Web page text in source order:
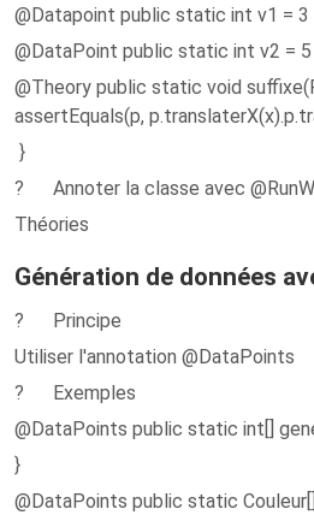
@Datapoint public static int v1 = 3
@DataPoint public static int v2 = 5
@Theory public static void
assertEquals(p,
}
? Annoter la classe avec
Théories
Génération de données
? Principe
Utiliser l'annotation @DataPoints
? Exemples
@DataPoints public static int[]
}
@DataPoints public static